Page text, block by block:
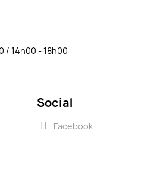
/ 14h00 - 18h00
Social
Facebook